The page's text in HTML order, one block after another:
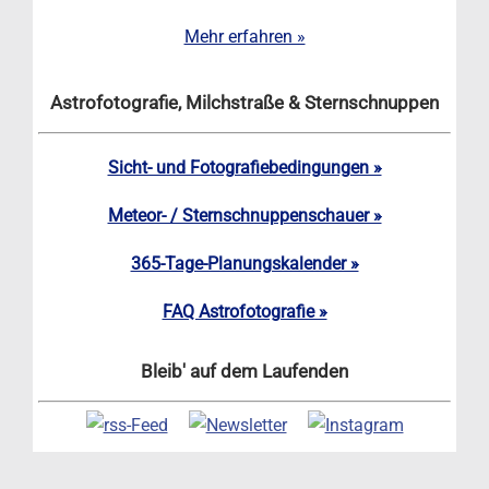
Mehr erfahren »
Astrofotografie, Milchstraße & Sternschnuppen
Sicht- und Fotografiebedingungen »
Meteor- / Sternschnuppenschauer »
365-Tage-Planungskalender »
FAQ Astrofotografie »
Bleib' auf dem Laufenden